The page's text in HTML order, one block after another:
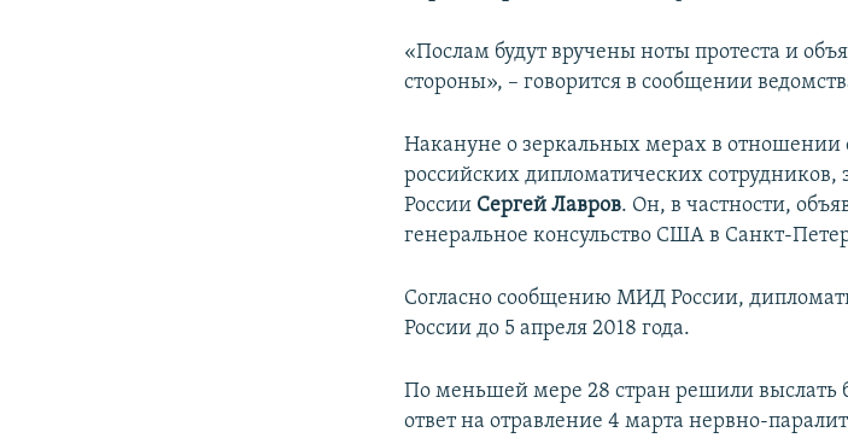
«Послам будут вручены ноты протеста и
стороны», – говорится в сообщении
Накануне о зеркальных мерах в отношении
российских дипломатических
России Сергей Лавров. Он, в частности,
генеральное консульство США в Санкт-
Согласно сообщению МИД России,
России до 5 апреля 2018 года.
По меньшей мере 28 стран решили выслать
ответ на отравление 4 марта нервно-